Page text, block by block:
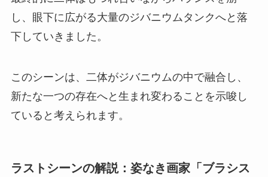
し、眼下に広がる大量のジバニウムタンクへと落
下していきました。
このシーンは、二体がジバニウムの中で融合し、
新たな一つの存在へと生まれ変わることを示唆し
ていると考えられます。
ラストシーンの解説：姿なき画家「ブラシス